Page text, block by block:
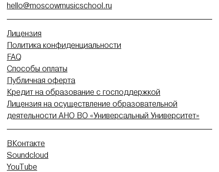
hello@moscowmusicschool.ru
Лицензия
Политика конфиденциальности
FAQ
Способы оплаты
Публичная оферта
Кредит на образование с господдержкой
Лицензия на осуществление образовательной
деятельности АНО ВО «Универсальный Университет»
ВКонтакте
Soundcloud
YouTube